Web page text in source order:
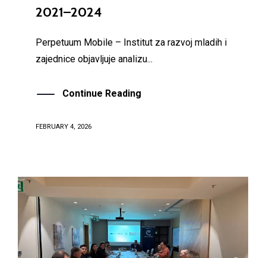
2021–2024
Perpetuum Mobile – Institut za razvoj mladih i
zajednice objavljuje analizu...
Continue Reading
FEBRUARY 4, 2026